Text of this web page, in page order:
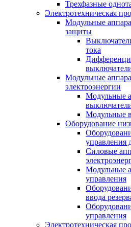
Трехфазные
Электротехническая
Модульные
защиты
тока
Модульные
электроэнергии
Модульные
Модульные
Оборудование
управления
Силовые
Модульные
управления
ввода
управления
Электротехническая